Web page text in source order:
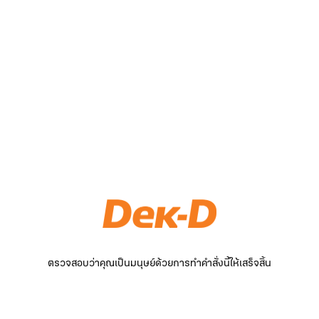
ตรวจสอบว่าคุณเป็นมนุษย์ด้วยการทำคำสั่งนี้ให้เสร็จสิ้น